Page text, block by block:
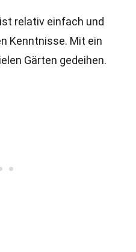
relativ einfach und
Kenntnisse. Mit ein
Gärten gedeihen.